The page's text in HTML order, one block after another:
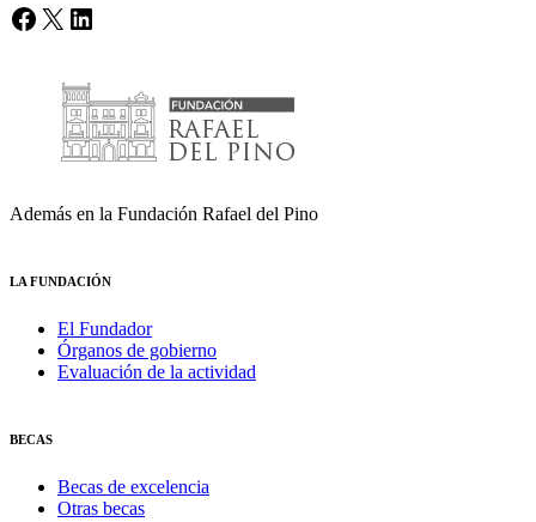
Facebook
X LinkedIn
Además en la Fundación Rafael del Pino
LA FUNDACIÓN
El Fundador
Órganos de gobierno
Evaluación de la actividad
BECAS
Becas de excelencia
Otras becas